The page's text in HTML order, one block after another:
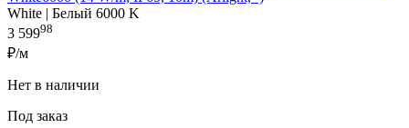
White | Белый 6000 K
3 59998
₽/м
Нет в наличии
Под заказ